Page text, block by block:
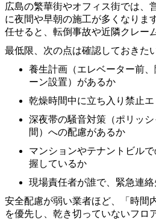
広島の繁華街やオフィス街では、
に夜間や早朝の施工が多くなりま
任せると、転倒事故や近隣クレー
最低限、次の点は確認しておきた
養生計画（エレベーター前
ーン設置）があるか
乾燥時間中に立ち入り禁止
深夜帯の騒音対策（ポリッ
間）への配慮があるか
マンションやテナントビル
握しているか
現場責任者が誰で、緊急連
安全配慮が弱い業者ほど、「時間
を優先し、乾き切っていないフロ